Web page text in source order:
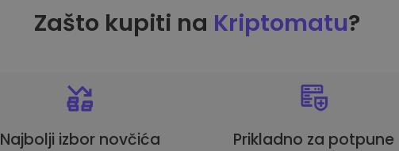
Zašto kupiti na Kriptomatu?
Najbolji izbor novčića
Prikladno za potpune